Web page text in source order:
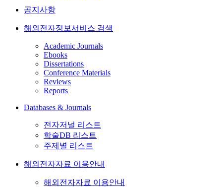
공지사항
해외전자정보서비스 검색
Academic Journals
Ebooks
Dissertations
Conference Materials
Reviews
Reports
Databases & Journals
전자저널 리스트
학술DB 리스트
주제별 리스트
해외전자자료 이용안내
해외전자자료 이용안내